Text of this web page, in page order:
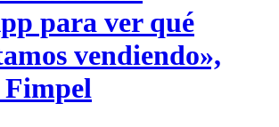
para ver qué
vendiendo»,